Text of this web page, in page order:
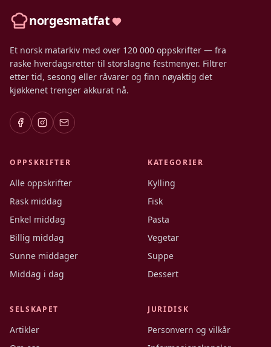
norgesmatfat
Et norsk matarkiv med over 120 000 oppskrifter — fra
raske hverdagsretter til storslagne festmenyer. Filtrer
etter tid, sesong eller råvarer og finn nøyaktig det
kjøkkenet trenger akkurat nå.
OPPSKRIFTER
Alle oppskrifter
Rask middag
Enkel middag
Billig middag
Sunne middager
Middag i dag
KATEGORIER
Kylling
Fisk
Pasta
Vegetar
Suppe
Dessert
SELSKAPET
Artikler
JURIDISK
Personvern og vilkår